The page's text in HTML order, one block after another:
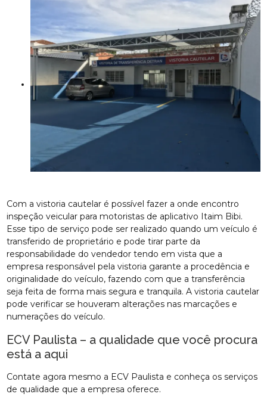
Com a vistoria cautelar é possível fazer a onde encontro
inspeção veicular para motoristas de aplicativo Itaim Bibi.
Esse tipo de serviço pode ser realizado quando um veículo é
transferido de proprietário e pode tirar parte da
responsabilidade do vendedor tendo em vista que a
empresa responsável pela vistoria garante a procedência e
originalidade do veículo, fazendo com que a transferência
seja feita de forma mais segura e tranquila. A vistoria cautelar
pode verificar se houveram alterações nas marcações e
numerações do veículo.
ECV Paulista – a qualidade que você procura
está a aqui
Contate agora mesmo a ECV Paulista e conheça os serviços
de qualidade que a empresa oferece.